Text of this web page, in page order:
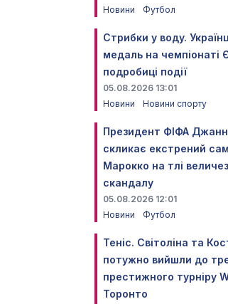
Новини
Футбол
Стрибки у воду.
медаль на чемпіонаті
подробиці події
05.08.2026 13:01
Новини
Новини спорту
Президент ФІФА
скликає екстрений
Марокко на тлі
скандалу
05.08.2026 12:01
Новини
Футбол
Теніс. Світоліна та
потужно вийшли до
престижного турніру
Торонто